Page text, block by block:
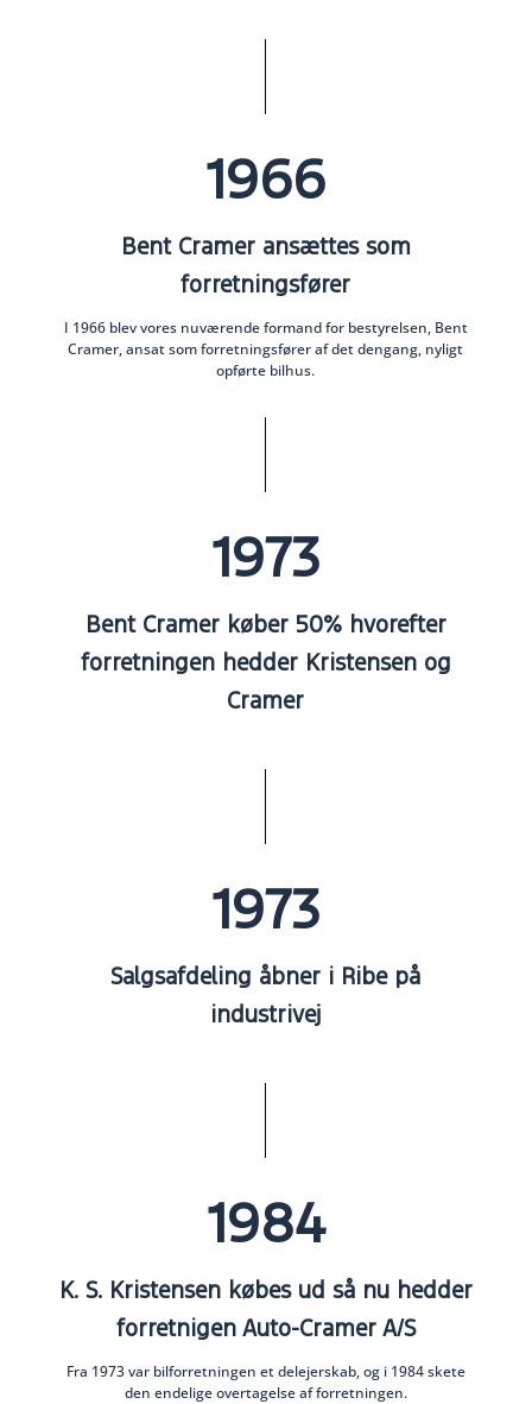
1966
Bent Cramer ansættes som
forretningsfører
I 1966 blev vores nuværende formand for bestyrelsen, Bent
Cramer, ansat som forretningsfører af det dengang, nyligt
opførte bilhus.
1973
Bent Cramer køber 50% hvorefter
forretningen hedder Kristensen og
Cramer
1973
Salgsafdeling åbner i Ribe på
industrivej
1984
K. S. Kristensen købes ud så nu hedder
forretnigen Auto-Cramer A/S
Fra 1973 var bilforretningen et delejerskab, og i 1984 skete
den endelige overtagelse af forretningen.